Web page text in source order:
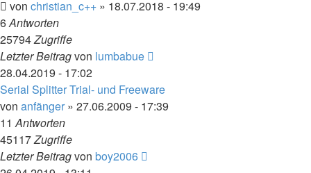
von christian_c++ » 18.07.2018 - 19:49
6Antworten
25794Zugriffe
Letzter Beitragvon lumbabue
28.04.2019 - 17:02
Serial Splitter Trial- und Freeware
von anfänger » 27.06.2009 - 17:39
11Antworten
45117Zugriffe
Letzter Beitragvon boy2006